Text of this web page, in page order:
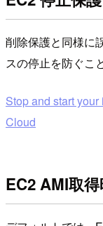
削除保護と同様に
スの停止を防ぐこ
Stop and start
Cloud
EC2 AMI取